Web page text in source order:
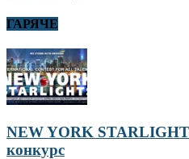
ГАРЯЧЕ
NEW YORK
конкурс